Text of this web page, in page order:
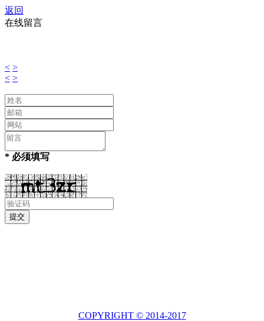
返回
在线留言
< >
< >
* 必须填写
COPYRIGHT © 2014-2017